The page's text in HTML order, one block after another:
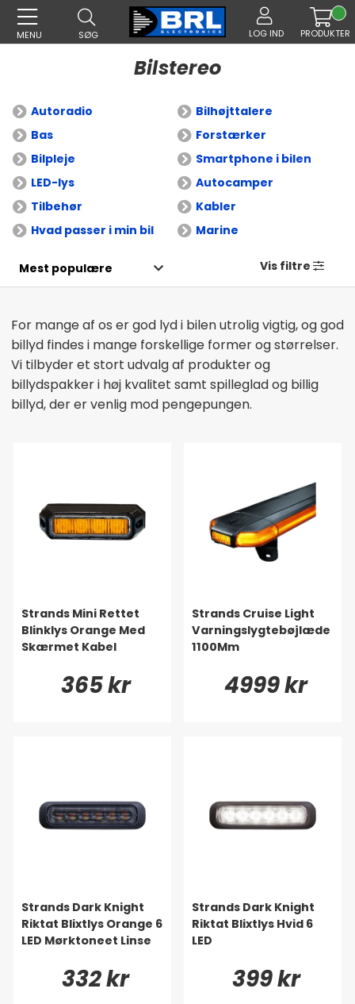
MENU SØG LOG IND PRODUKTER
Bilstereo
Autoradio
Bilhøjttalere
Bas
Forstærker
Bilpleje
Smartphone i bilen
LED-lys
Autocamper
Tilbehør
Kabler
Hvad passer i min bil
Marine
For mange af os er god lyd i bilen utrolig vigtig, og god
billyd findes i mange forskellige former og størrelser.
Vi tilbyder et stort udvalg af produkter og
billydspakker i høj kvalitet samt spilleglad og billig
billyd, der er venlig mod pengepungen.
Vis filtre
Strands Mini Rettet
Blinklys Orange Med
Skærmet Kabel
365 kr
Strands Cruise Light
Varningslygtebøjlæde
1100Mm
4999 kr
Strands Dark Knight
Riktat Blixtlys Orange 6
LED Mørktoneet Linse
332 kr
Strands Dark Knight
Riktat Blixtlys Hvid 6
LED
399 kr